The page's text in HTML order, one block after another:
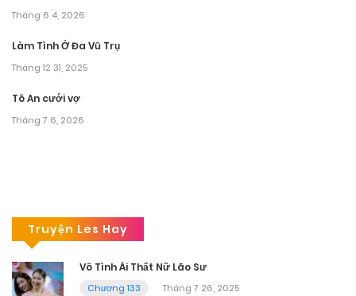
Tháng 6 4, 2026
Làm Tình Ở Đa Vũ Trụ
Tháng 12 31, 2025
Tô An cưới vợ
Tháng 7 6, 2026
Truyện Les Hay
Vô Tình Ái Thất Nữ Lão Sư
Chương 133
Tháng 7 26, 2025